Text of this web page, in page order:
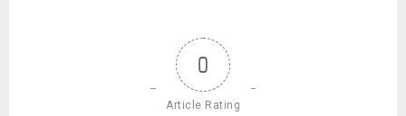
0
Article Rating